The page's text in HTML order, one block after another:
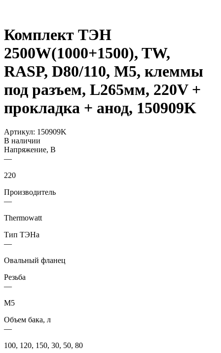
Комплект ТЭН
2500W(1000+1500), TW,
RASP, D80/110, М5, клеммы
под разъем, L265мм, 220V +
прокладка + анод, 150909K
Артикул: 150909K
В наличии
Напряжение, В
—
220
Производитель
—
Thermowatt
Тип ТЭНа
—
Овальный фланец
Резьба
—
М5
Объем бака, л
—
100, 120, 150, 30, 50, 80